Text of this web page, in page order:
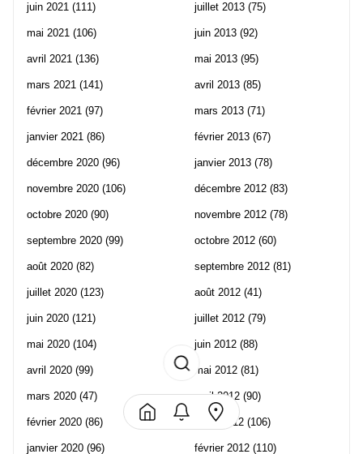
juin 2021 (111)
mai 2021 (106)
avril 2021 (136)
mars 2021 (141)
février 2021 (97)
janvier 2021 (86)
décembre 2020 (96)
novembre 2020 (106)
octobre 2020 (90)
septembre 2020 (99)
août 2020 (82)
juillet 2020 (123)
juin 2020 (121)
mai 2020 (104)
avril 2020 (99)
mars 2020 (47)
février 2020 (86)
janvier 2020 (96)
juillet 2013 (75)
juin 2013 (92)
mai 2013 (95)
avril 2013 (85)
mars 2013 (71)
février 2013 (67)
janvier 2013 (78)
décembre 2012 (83)
novembre 2012 (78)
octobre 2012 (60)
septembre 2012 (81)
août 2012 (41)
juillet 2012 (79)
juin 2012 (88)
mai 2012 (81)
avril 2012 (90)
mars 2012 (106)
février 2012 (110)